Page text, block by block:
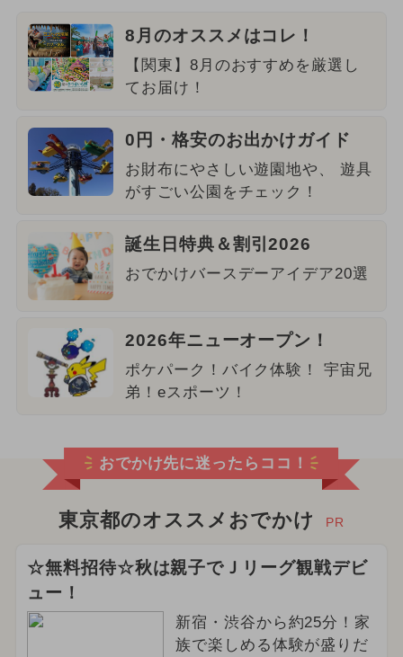
8月のオススメはコレ！
【関東】8月のおすすめを厳選し
てお届け！
0円・格安のお出かけガイド
お財布にやさしい遊園地や、 遊具
がすごい公園をチェック！
誕生日特典＆割引2026
おでかけバースデーアイデア20選
2026年ニューオープン！
ポケパーク！バイク体験！ 宇宙兄
弟！eスポーツ！
おでかけ先に迷ったらココ！
東京都のオススメおでかけ PR
☆無料招待☆秋は親子でＪリーグ観戦デビ
ュー！
新宿・渋谷から約25分！家
族で楽しめる体験が盛りだ